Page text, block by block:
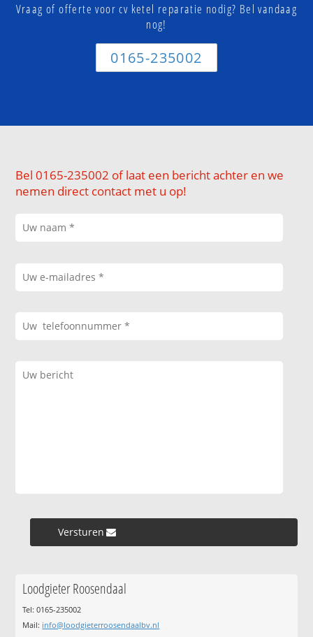
Vraag of offerte voor cv ketel reparatie nodig? Bel vandaag
nog!
0165-235002
Bel 0165-235002 of laat een bericht achter en we
nemen direct contact met u op!
Versturen »
Loodgieter Roosendaal
Tel: 0165-235002
Mail: info@loodgieterroosendaalbv.nl